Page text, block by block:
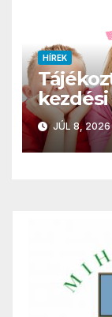
HÍREK
JÚL 8, 2026